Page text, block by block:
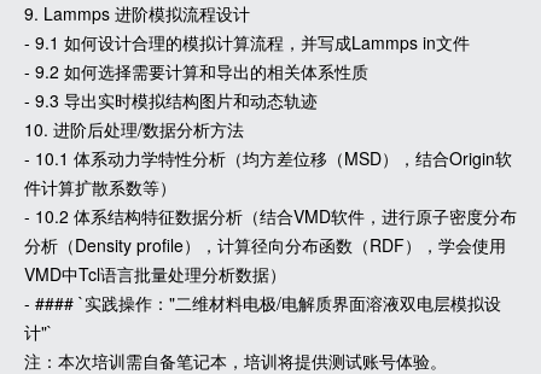
9. Lammps 进阶模拟流程设计
- 9.1 如何设计合理的模拟计算流程，并写成Lammps in文件
- 9.2 如何选择需要计算和导出的相关体系性质
- 9.3 导出实时模拟结构图片和动态轨迹
10. 进阶后处理/数据分析方法
- 10.1 体系动力学特性分析（均方差位移（MSD），结合Origin软
件计算扩散系数等）
- 10.2 体系结构特征数据分析（结合VMD软件，进行原子密度分布
分析（Density profile），计算径向分布函数（RDF），学会使用
VMD中Tcl语言批量处理分析数据）
- #### `实践操作："二维材料电极/电解质界面溶液双电层模拟设
计"`
注：本次培训需自备笔记本，培训将提供测试账号体验。